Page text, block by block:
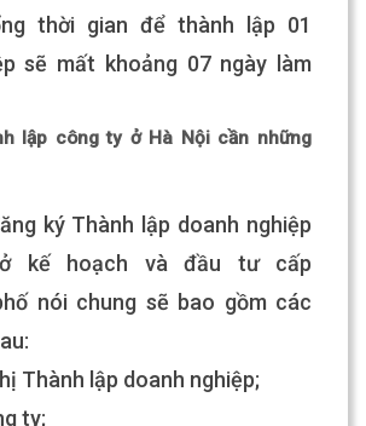
thời gian để thành lập 01
sẽ mất khoảng 07 ngày làm
lập công ty ở Hà Nội cần những
ký Thành lập doanh nghiệp
kế hoạch và đầu tư cấp
nói chung sẽ bao gồm các
Thành lập doanh nghiệp;
ty;